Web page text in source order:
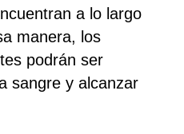
a lo largo
manera, los
podrán ser
sangre y alcanzar